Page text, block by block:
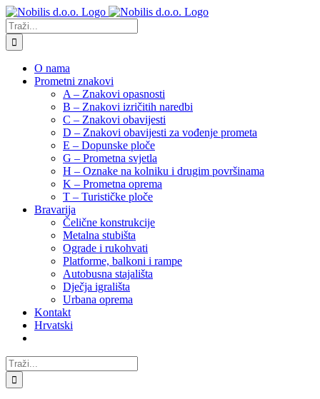
Skip
to
content
Traži...
O nama
Prometni znakovi
A – Znakovi opasnosti
B – Znakovi izričitih naredbi
C – Znakovi obavijesti
D – Znakovi obavijesti za vođenje prometa
E – Dopunske ploče
G – Prometna svjetla
H – Oznake na kolniku i drugim površinama
K – Prometna oprema
T – Turističke ploče
Bravarija
Čelične konstrukcije
Metalna stubišta
Ograde i rukohvati
Platforme, balkoni i rampe
Autobusna stajališta
Dječja igrališta
Urbana oprema
Kontakt
Hrvatski
Traži...